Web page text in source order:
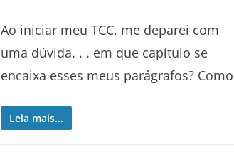
Ao iniciar meu TCC, me deparei com
uma dúvida. . . em que capítulo se
encaixa esses meus parágrafos? Como
Leia mais...